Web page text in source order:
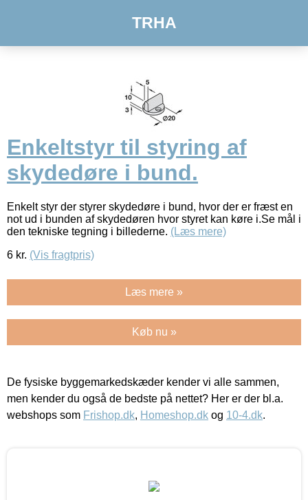
TRHA
Enkeltstyr til styring af
skydedøre i bund.
Enkelt styr der styrer skydedøre i bund, hvor der er fræst en
not ud i bunden af skydedøren hvor styret kan køre i.Se mål i
den tekniske tegning i billederne. (Læs mere)
6 kr. (Vis fragtpris)
Læs mere »
Køb nu »
De fysiske byggemarkedskæder kender vi alle sammen,
men kender du også de bedste på nettet? Her er der bl.a.
webshops som Frishop.dk, Homeshop.dk og 10-4.dk.